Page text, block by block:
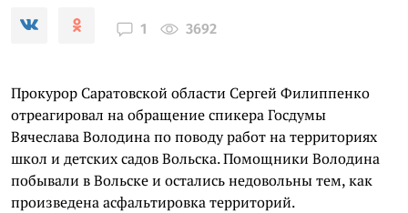
1 3692
Прокурор Саратовской области Сергей Филиппенко
отреагировал на обращение спикера Госдумы
Вячеслава Володина по поводу работ на территориях
школ и детских садов Вольска. Помощники Володина
побывали в Вольске и остались недовольны тем, как
произведена асфальтировка территорий.